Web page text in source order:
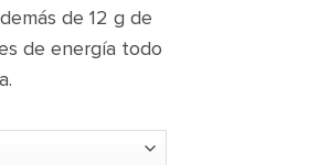
de 12 g de
de energía todo